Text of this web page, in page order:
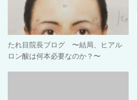
たれ目院長ブログ 〜結局、ヒアル
ロン酸は何本必要なのか？〜